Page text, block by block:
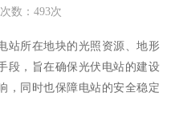
数： 493次
站所在地块的光照资源、地形
段，旨在确保光伏电站的建设
，同时也保障电站的安全稳定